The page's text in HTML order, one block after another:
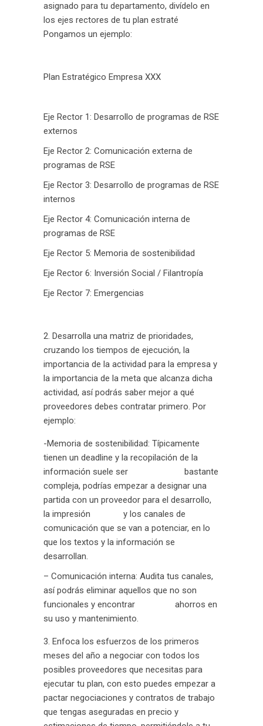
asignado para tu departamento, divídelo en
los ejes rectores de tu plan estraté
Pongamos un ejemplo:
Plan Estratégico Empresa XXX
Eje Rector 1: Desarrollo de programas de RSE
externos
Eje Rector 2: Comunicación externa de
programas de RSE
Eje Rector 3: Desarrollo de programas de RSE
internos
Eje Rector 4: Comunicación interna de
programas de RSE
Eje Rector 5: Memoria de sostenibilidad
Eje Rector 6: Inversión Social / Filantropía
Eje Rector 7: Emergencias
Desarrolla una matriz de prioridades,
cruzando los tiempos de ejecución, la
importancia de la actividad para la empresa y
la importancia de la meta que alcanza dicha
actividad, así podrás saber mejor a qué
proveedores debes contratar primero. Por
ejemplo:
-Memoria de sostenibilidad: Típicamente
tienen un deadline y la recopilación de la
información suele ser bastante
compleja, podrías empezar a designar una
partida con un proveedor para el desarrollo,
la impresión y los canales de
comunicación que se van a potenciar, en lo
que los textos y la información se
desarrollan.
– Comunicación interna: Audita tus canales,
así podrás eliminar aquellos que no son
funcionales y encontrar ahorros en
su uso y mantenimiento.
Enfoca los esfuerzos de los primeros
meses del año a negociar con todos los
posibles proveedores que necesitas para
ejecutar tu plan, con esto puedes empezar a
pactar negociaciones y contratos de trabajo
que tengas aseguradas en precio y